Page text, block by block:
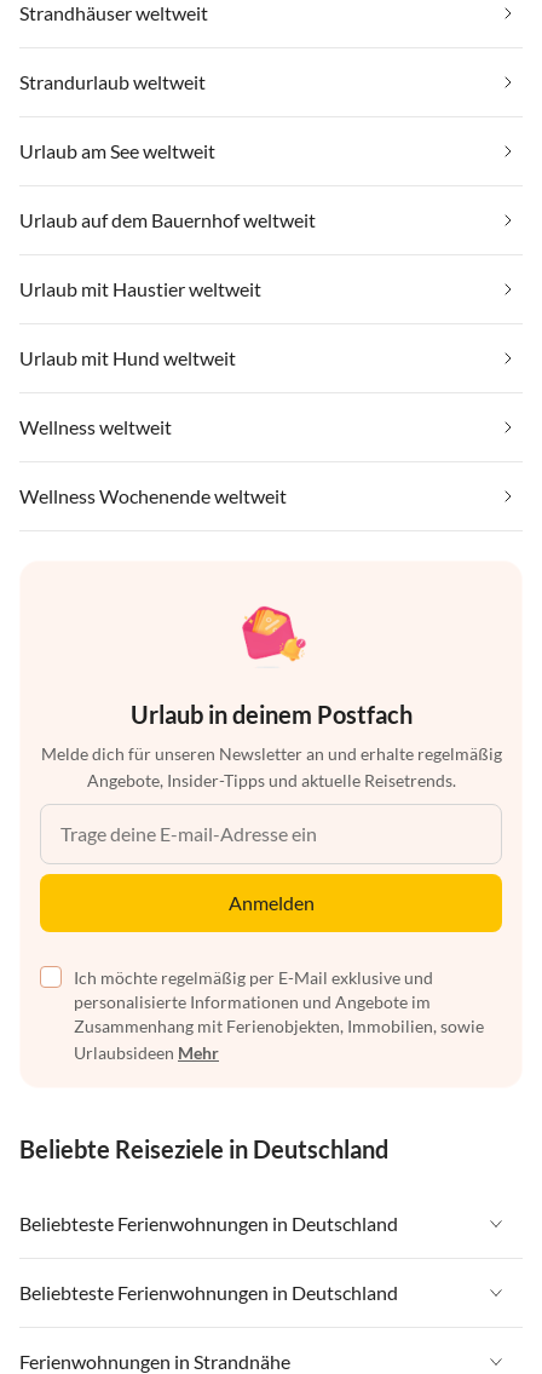
Strandhäuser weltweit
Strandurlaub weltweit
Urlaub am See weltweit
Urlaub auf dem Bauernhof weltweit
Urlaub mit Haustier weltweit
Urlaub mit Hund weltweit
Wellness weltweit
Wellness Wochenende weltweit
Urlaub in deinem Postfach
Melde dich für unseren Newsletter an und erhalte regelmäßig
Angebote, Insider-Tipps und aktuelle Reisetrends.
Anmelden
Ich möchte regelmäßig per E-Mail exklusive und
personalisierte Informationen und Angebote im
Zusammenhang mit Ferienobjekten, Immobilien, sowie
Urlaubsideen Mehr
Beliebte Reiseziele in Deutschland
Beliebteste Ferienwohnungen in Deutschland
Ferienwohnungen in Deutschland
Ferienwohnungen in Ostsee
Beliebteste Ferienwohnungen in Deutschland
Ferienwohnungen in Deutschland
Ferienwohnungen in Strandnähe